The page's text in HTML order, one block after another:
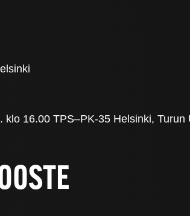
klo 16.00 TPS–PK-35 Helsinki,